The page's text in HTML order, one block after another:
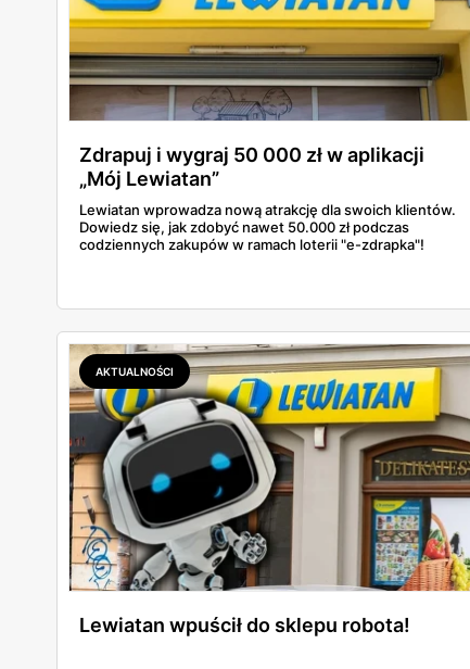
Zdrapuj i wygraj 50 000 zł w aplikacji
„Mój Lewiatan”
Lewiatan wprowadza nową atrakcję dla swoich klientów.
Dowiedz się, jak zdobyć nawet 50.000 zł podczas
codziennych zakupów w ramach loterii "e-zdrapka"!
AKTUALNOŚCI
Lewiatan wpuścił do sklepu robota!